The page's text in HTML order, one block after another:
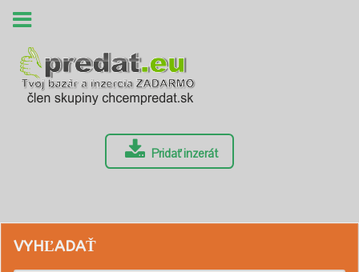
Pridať inzerát
VYHĽADAŤ